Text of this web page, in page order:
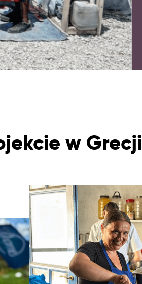
w Grecji